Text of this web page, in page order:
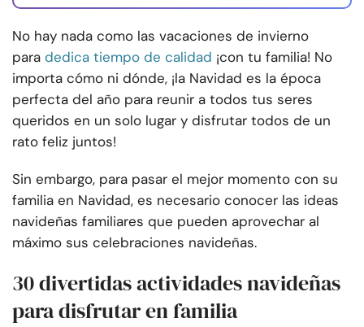
No hay nada como las vacaciones de invierno
para dedica tiempo de calidad ¡con tu familia! No
importa cómo ni dónde, ¡la Navidad es la época
perfecta del año para reunir a todos tus seres
queridos en un solo lugar y disfrutar todos de un
rato feliz juntos!
Sin embargo, para pasar el mejor momento con su
familia en Navidad, es necesario conocer las ideas
navideñas familiares que pueden aprovechar al
máximo sus celebraciones navideñas.
30 divertidas actividades navideñas
para disfrutar en familia